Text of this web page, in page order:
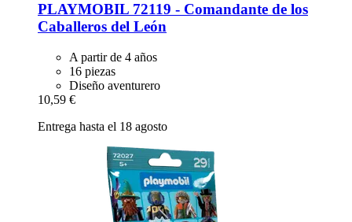
PLAYMOBIL 72119 -​ Comandante de los
Caballeros del León
A partir de 4 años
16 piezas
Diseño aventurero
10,59 €
Entrega hasta el 18 agosto